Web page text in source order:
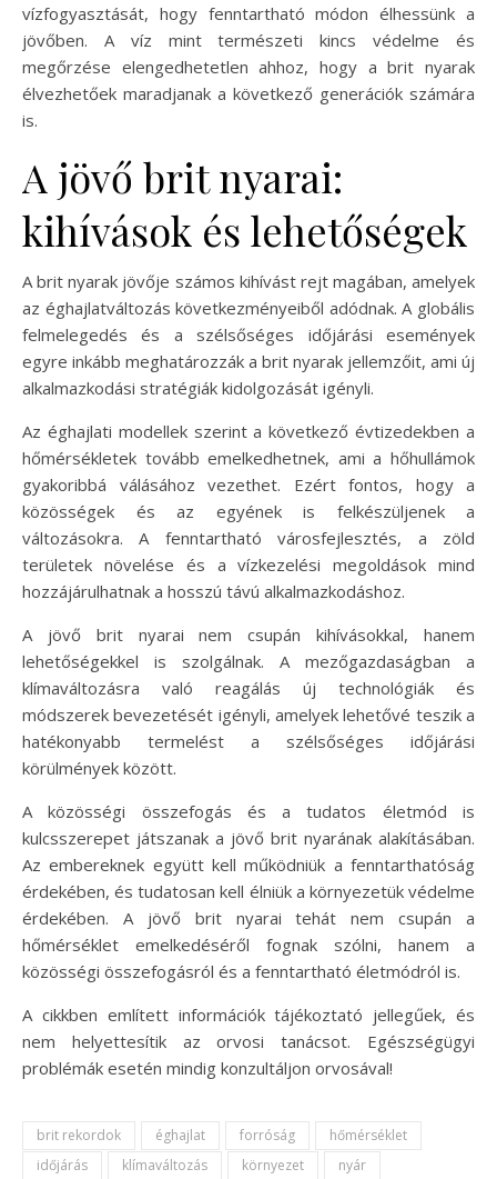
vízfogyasztását, hogy fenntartható módon élhessünk a
jövőben. A víz mint természeti kincs védelme és
megőrzése elengedhetetlen ahhoz, hogy a brit nyarak
élvezhetőek maradjanak a következő generációk számára
is.
A jövő brit nyarai:
kihívások és lehetőségek
A brit nyarak jövője számos kihívást rejt magában, amelyek
az éghajlatváltozás következményeiből adódnak. A globális
felmelegedés és a szélsőséges időjárási események
egyre inkább meghatározzák a brit nyarak jellemzőit, ami új
alkalmazkodási stratégiák kidolgozását igényli.
Az éghajlati modellek szerint a következő évtizedekben a
hőmérsékletek tovább emelkedhetnek, ami a hőhullámok
gyakoribbá válásához vezethet. Ezért fontos, hogy a
közösségek és az egyének is felkészüljenek a
változásokra. A fenntartható városfejlesztés, a zöld
területek növelése és a vízkezelési megoldások mind
hozzájárulhatnak a hosszú távú alkalmazkodáshoz.
A jövő brit nyarai nem csupán kihívásokkal, hanem
lehetőségekkel is szolgálnak. A mezőgazdaságban a
klímaváltozásra való reagálás új technológiák és
módszerek bevezetését igényli, amelyek lehetővé teszik a
hatékonyabb termelést a szélsőséges időjárási
körülmények között.
A közösségi összefogás és a tudatos életmód is
kulcsszerepet játszanak a jövő brit nyarának alakításában.
Az embereknek együtt kell működniük a fenntarthatóság
érdekében, és tudatosan kell élniük a környezetük védelme
érdekében. A jövő brit nyarai tehát nem csupán a
hőmérséklet emelkedéséről fognak szólni, hanem a
közösségi összefogásról és a fenntartható életmódról is.
A cikkben említett információk tájékoztató jellegűek, és
nem helyettesítik az orvosi tanácsot. Egészségügyi
problémák esetén mindig konzultáljon orvosával!
brit rekordok éghajlat forróság
hőmérséklet
időjárás
klímaváltozás környezet
nyár